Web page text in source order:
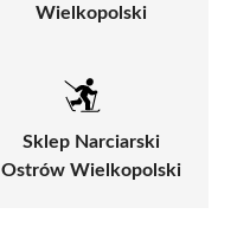
Wielkopolski
Sklep Narciarski
Ostrów Wielkopolski